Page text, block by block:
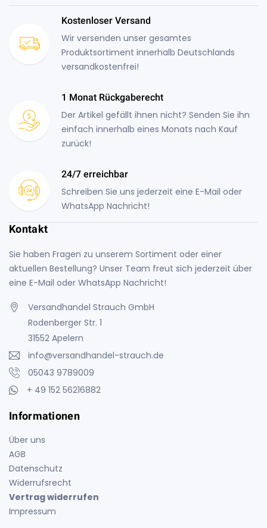
Kostenloser Versand
Wir versenden unser gesamtes
Produktsortiment innerhalb Deutschlands
versandkostenfrei!
1 Monat Rückgaberecht
Der Artikel gefällt ihnen nicht? Senden Sie ihn
einfach innerhalb eines Monats nach Kauf
zurück!
24/7 erreichbar
Schreiben Sie uns jederzeit eine E-Mail oder
WhatsApp Nachricht!
Kontakt
Sie haben Fragen zu unserem Sortiment oder einer
aktuellen Bestellung? Unser Team freut sich jederzeit über
eine E-Mail oder WhatsApp Nachricht!
Versandhandel Strauch GmbH
Rodenberger Str. 1
31552 Apelern
info@versandhandel-strauch.de
05043 9789009
+ 49 152 56216882
Informationen
Über uns
AGB
Datenschutz
Widerrufsrecht
Vertrag widerrufen
Impressum